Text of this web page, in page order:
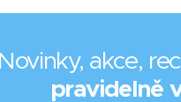
Novinky, akce,
pravidelně